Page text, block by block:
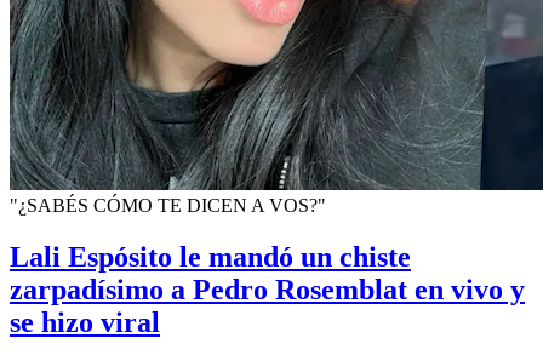
"¿SABÉS CÓMO TE DICEN A VOS?"
Lali Espósito le mandó un chiste
zarpadísimo a Pedro Rosemblat en vivo y
se hizo viral